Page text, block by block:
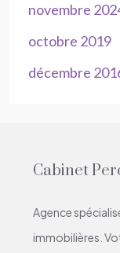
novembre
octobre 2019
décembre
Cabinet
Agence
immobilières.